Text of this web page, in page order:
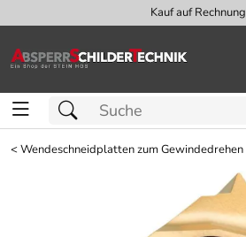
Kauf auf Rechnung
<Wendeschneidplatten zum Gewindedrehen